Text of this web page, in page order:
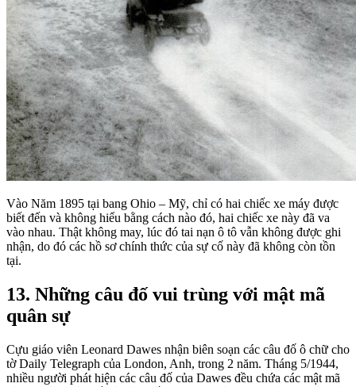
Vào Năm 1895 tại bang Ohio – Mỹ, chỉ có hai chiếc xe máy được
biết đến và không hiểu bằng cách nào đó, hai chiếc xe này đã va
vào nhau. Thật không may, lúc đó tai nạn ô tô vẫn không được ghi
nhận, do đó các hồ sơ chính thức của sự cố này đã không còn tồn
tại.
13. Những câu đố vui trùng với mật mã
quân sự
Cựu giáo viên Leonard Dawes nhận biên soạn các câu đố ô chữ cho
tờ Daily Telegraph của London, Anh, trong 2 năm. Tháng 5/1944,
nhiều người phát hiện các câu đố của Dawes đều chứa các mật mã